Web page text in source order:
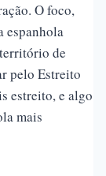
O foco,
espanhola
de
pelo Estreito
estreito, e algo
mais